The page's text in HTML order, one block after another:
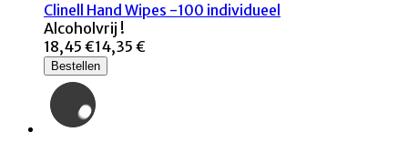
Clinell Hand Wipes -100 individueel
Alcoholvrij !
18,45 €14,35 €
Bestellen